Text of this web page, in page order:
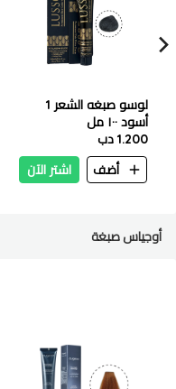
لوسو صبغه الشعر 1
أسود ١٠٠ مل
1.200 دب
أضف
اشتر الآن
أوجياس صبغة